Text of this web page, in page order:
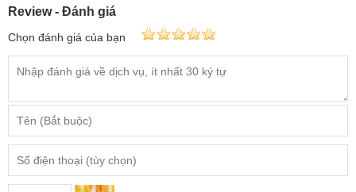
Review - Đánh giá
Chọn đánh giá của bạn